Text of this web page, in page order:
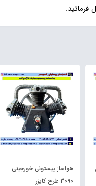
هواساز پیستونی خورجینی
3090 طرح کایزر